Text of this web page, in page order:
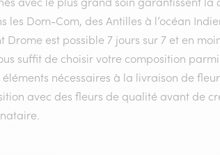
Dom-Com, des Antilles à l’océan
est possible 7 jours sur 7 et en
suffit de choisir votre composition
nécessaires à la livraison de
avec des fleurs de qualité avant de